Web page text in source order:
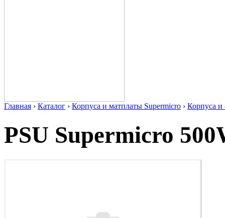
Главная › Каталог › Корпуса и матплаты Supermicro › Корпуса и
PSU Supermicro